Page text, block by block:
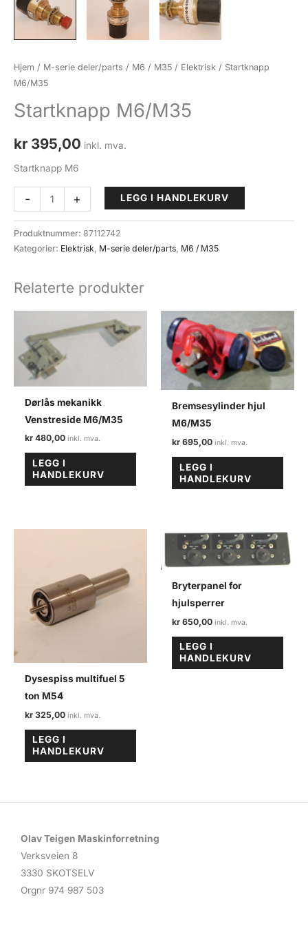
Hjem / M-serie deler/parts / M6 / M35 / Elektrisk / Startknapp
M6/M35
Startknapp M6/M35
kr 395,00 inkl. mva.
Startknapp M6
-
Startknapp
M6/M35
antall
+ LEGG I HANDLEKURV
Produktnummer: 87112742
Kategorier: Elektrisk M-serie deler/parts M6 / M35
Relaterte produkter
Dørlås mekanikk
Venstreside M6/M35
kr 480,00
LEGG I
HANDLEKURV
Bremsesylinder hjul
M6/M35
kr 695,00
LEGG I
HANDLEKURV
Dysespiss multifuel 5
ton M54
kr 325,00
LEGG I
HANDLEKURV
Bryterpanel for
hjulsperrer
kr 650,00
LEGG I
HANDLEKURV
Olav Teigen Maskinforretning
Verksveien 8
3330 SKOTSELV
Orgnr 974 987 503